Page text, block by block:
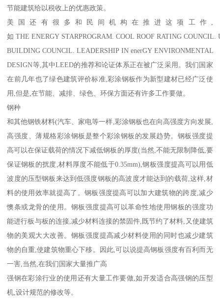
节能建筑给以税收上的优惠政策。
美国还有很多和民间机构在推进这项工作,
如 THE ENERGY STARPROGRAM. COOL ROOF RATING COUNCIL.
BUILDING COUNCIL. LEADERSHIP IN enerGY ENVIRONMENTAL
DESIGN等,其中LEED的推荐和论证体系正在被广泛采用。我们国家
在前几年也了绿色建筑评价标准,彩涂钢板作为新型建材已经广泛使
用,但是,在节能、减排、绿色、环保方面还有许多工作要做。
钢种
和其他钢铁材料(汽车、家电等一样,彩涂钢板也在向高强度方向发展,
高强度、薄规格彩涂钢板是整个彩涂钢板的发展趋势。钢板强度提
高可以在保证载荷的情况下减低钢板的厚度(当然,不能无限制降低,要
保证钢板的扰度,材料厚度不能低于0.35mm),钢板强度提高可以用低
波度的压型钢板来达到低强度钢板的高波度才能达到的载荷,这样,材
料的使用效率就提高了。钢板强度提高可以加大建筑物的跨度,减少
懊条或龙骨的使用。钢板强度提高可以革命性地使用钢板的强度功
能进行板与板的连接,减少材料连接的禁固件,既节约了材料,又使建筑
物的美观大大改善。钢板强度提高减少材料使用的同时也减少建筑
物的自重,使建筑物重心下移。因此,可以说提高钢板强度有百利而无
一害,当然,在我们国家大量推广高
强钢在彩涂行业的使用还有大量工作要做,如开发适合高强钢的压型
机,设计规范的修改等。